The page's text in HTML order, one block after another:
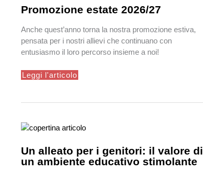
Promozione estate 2026/27
Anche quest’anno torna la nostra promozione estiva,
pensata per i nostri allievi che continuano con
entusiasmo il loro percorso insieme a noi!
Promozione
estate
Leggi l'articolo
Un alleato per i genitori: il valore di
un ambiente educativo stimolante